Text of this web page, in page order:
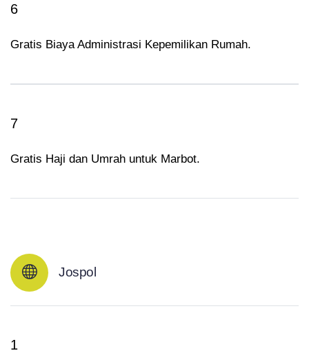
6
Gratis Biaya Administrasi Kepemilikan Rumah.
7
Gratis Haji dan Umrah untuk Marbot.
Jospol
1